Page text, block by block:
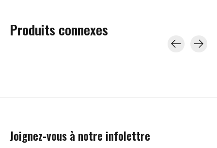
Produits connexes
Joignez-vous à notre infolettre